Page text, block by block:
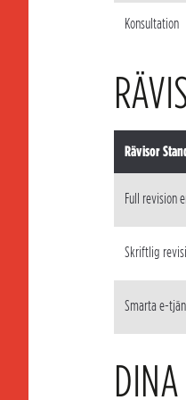
Konsultation
Rävisor
Full revision
Skriftlig
Smarta e-
DINA